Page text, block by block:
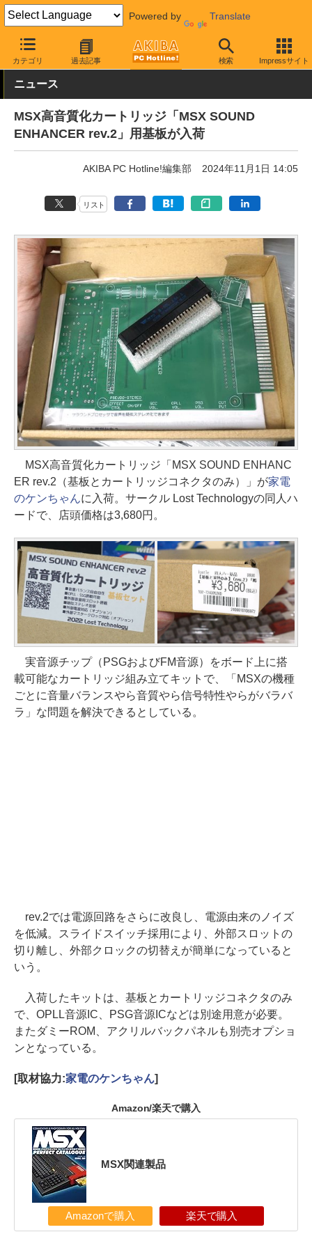
Powered by Translate
カテゴリ 過去記事 検索 Impressサイト
AKIBA PC Hotline! ガジェット 電子工作キット
ニュース
MSX高音質化カートリッジ「MSX SOUND
ENHANCER rev.2」用基板が入荷
AKIBA PC Hotline!編集部 2024年11月1日 14:05
リスト
MSX高音質化カートリッジ「MSX SOUND ENHANC
ER rev.2（基板とカートリッジコネクタのみ）」が家電
のケンちゃんに入荷。サークル Lost Technologyの同人ハ
ードで、店頭価格は3,680円。
実音源チップ（PSGおよびFM音源）をボード上に搭
載可能なカートリッジ組み立てキットで、「MSXの機種
ごとに音量バランスやら音質やら信号特性やらがバラバ
ラ」な問題を解決できるとしている。
rev.2では電源回路をさらに改良し、電源由来のノイズ
を低減。スライドスイッチ採用により、外部スロットの
切り離し、外部クロックの切替えが簡単になっていると
いう。
入荷したキットは、基板とカートリッジコネクタのみ
で、OPLL音源IC、PSG音源ICなどは別途用意が必要。
またダミーROM、アクリルバックパネルも別売オプショ
ンとなっている。
[取材協力:家電のケンちゃん]
Amazon/楽天で購入
MSX関連製品
Amazonで購入 楽天で購入